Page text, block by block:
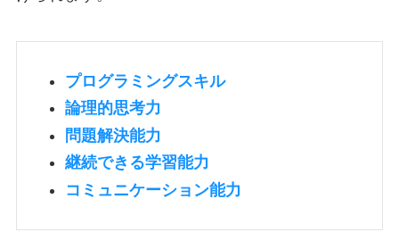
プログラミングスキル
論理的思考力
問題解決能力
継続できる学習能力
コミュニケーション能力